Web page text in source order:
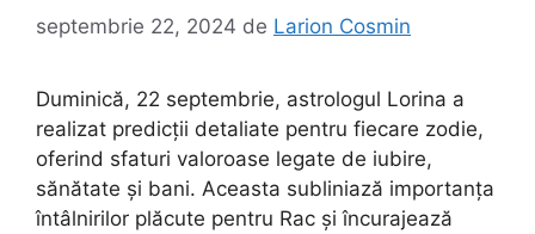
septembrie 22, 2024 de Larion Cosmin
Duminică, 22 septembrie, astrologul Lorina a
realizat predicții detaliate pentru fiecare zodie,
oferind sfaturi valoroase legate de iubire,
sănătate și bani. Aceasta subliniază importanța
întâlnirilor plăcute pentru Rac și încurajează